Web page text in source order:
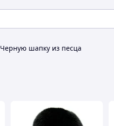
Черную шапку из песца